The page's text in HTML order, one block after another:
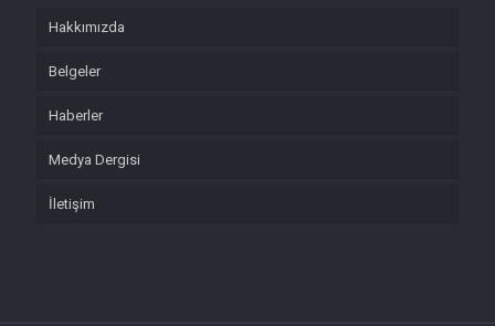
Hakkımızda
Belgeler
Haberler
Medya Dergisi
İletişim